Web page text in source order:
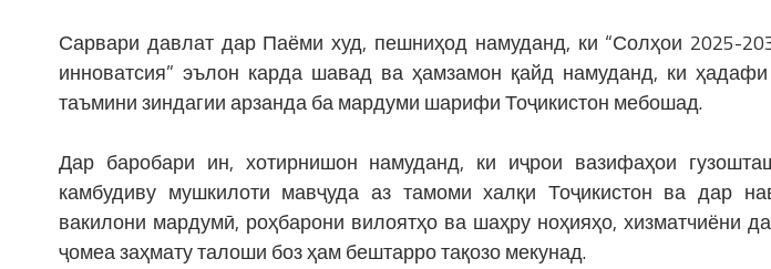
Сарвари давлат дар Паёми худ, пешниҳод намуданд, ки “Солҳои 2025-
инноватсия” эълон карда шавад ва ҳамзамон қайд намуданд, ки
таъмини зиндагии арзанда ба мардуми шарифи Тоҷикистон мебошад.
Дар баробари ин, хотирнишон намуданд, ки иҷрои вазифаҳои
камбудиву мушкилоти мавҷуда аз тамоми халқи Тоҷикистон ва дар
вакилони мардумӣ, роҳбарони вилоятҳо ва шаҳру ноҳияҳо, хизматчиёни
ҷомеа заҳмату талоши боз ҳам бештарро тақозо мекунад.